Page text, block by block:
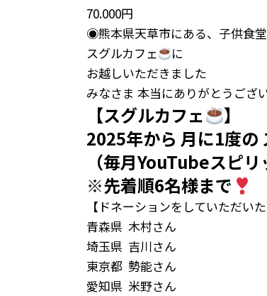
70.000円
◉熊本県天草市にある、子供食
スグルカフェ
に
お越しいただきました
みなさま 本当にありがとうござ
【スグルカフェ
】
2025年から 月に1度の
（毎月YouTubeスピ
※先着順6名様まで
【ドネーションをしていただい
青森県 木村さん
埼玉県 吉川さん
東京都 勢能さん
愛知県 米野さん